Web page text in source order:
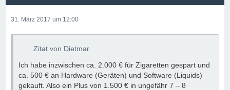
31. März 2017 um 12:00
Zitat von Dietmar
Ich habe inzwischen ca. 2.000 € für Zigaretten gespart und
ca. 500 € an Hardware (Geräten) und Software (Liquids)
gekauft. Also ein Plus von 1.500 € in ungefähr 7 – 8